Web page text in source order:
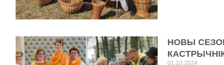
НОВЫ
01.10.2024